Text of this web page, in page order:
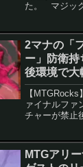
た。 マジッ
っていますが
依然と...
2マナの「
ー」防衛持
後環境で大
ザ・ギャザ
【
ァイナルファ
チャーが禁
られました。
MTGアリ